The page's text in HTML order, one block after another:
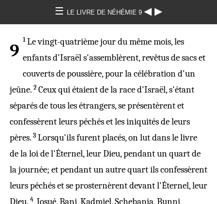
☰ LE LIVRE DE NÉHÉMIE 9 ◀ ▶
9
1Levingt-quatrième jourdu mêmemois, les
enfantsd'Israëls'assemblèrent, revêtus desacset
couverts depoussière, pour la célébration d'un
jeûne. 2 Ceux qui étaient de laraced'Israël, s'étant
séparésde tous lesétrangers, seprésentèrentet
confessèrentleurspéchéset lesiniquitésde leurs
pères. 3 Lorsqu'ilsfurentplacés, onlutdans lelivre
de laloide l'Éternel, leurDieu, pendant unquartde
lajournée; et pendant un autrequartilsconfessèrent
leurs péchés et seprosternèrentdevant l'Éternel, leur
Dieu. 4 Josué,Bani,Kadmiel,Schebania,Bunni,